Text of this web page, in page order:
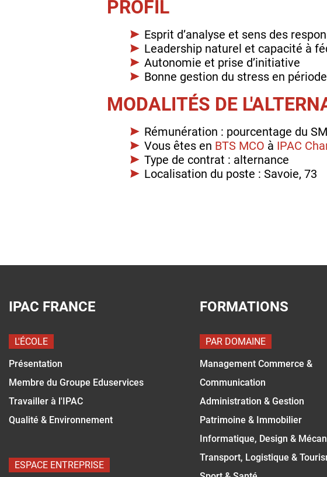
PROFIL
Esprit d’analyse et sens des
Leadership naturel et capacité à
Autonomie et prise d’initiative
Bonne gestion du stress en
MODALITÉS DE
Rémunération : pourcentage du
Vous êtes en BTS MCO à IPAC
Type de contrat : alternance
Localisation du poste : Savoie, 73
IPAC FRANCE
L'ÉCOLE
Présentation
Membre du Groupe Eduservices
Travailler à l'IPAC
Qualité & Environnement
ESPACE ENTREPRISE
FORMATIONS
PAR DOMAINE
Management Commerce &
Communication
Administration & Gestion
Patrimoine & Immobilier
Informatique, Design &
Transport, Logistique &